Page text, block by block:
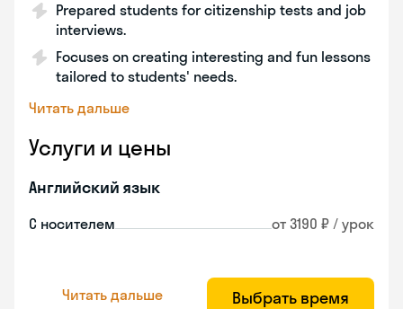
Prepared students for citizenship tests and job
interviews.
Focuses on creating interesting and fun lessons
tailored to students' needs.
Читать дальше
Услуги и цены
Английский язык
С носителем от 3190 ₽ / урок
Читать дальше Выбрать время